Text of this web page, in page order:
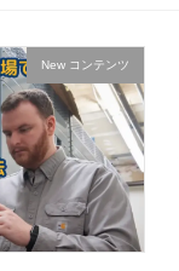
New コンテンツ